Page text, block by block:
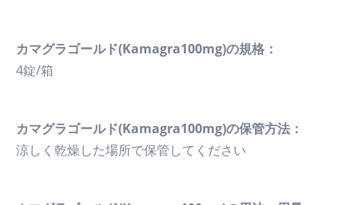
カマグラゴールド(Kamagra100mg)の規格：
4錠/箱
カマグラゴールド(Kamagra100mg)の保管方法：
涼しく乾燥した場所で保管してください